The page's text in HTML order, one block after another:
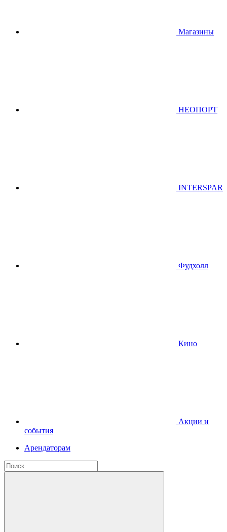
Магазины
НЕОПОРТ
INTERSPAR
Фудхолл
Кино
Акции и
события
Арендаторам